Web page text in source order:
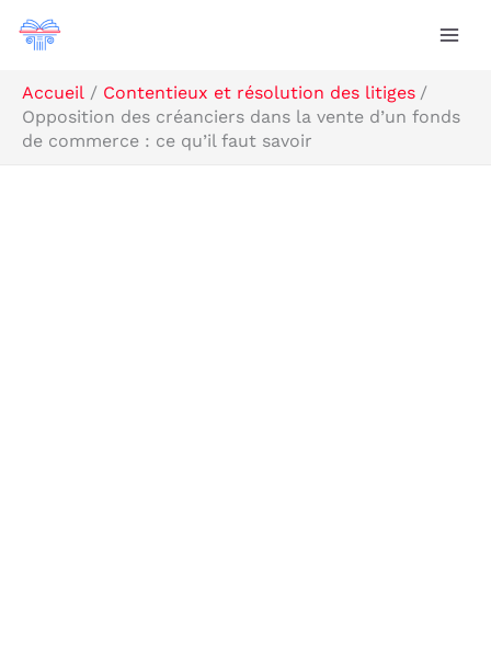
Aller
Accueil
Contentieux et résolution des litiges
Opposition des créanciers dans la vente d’un fonds
de commerce : ce qu’il faut savoir
Rechercher